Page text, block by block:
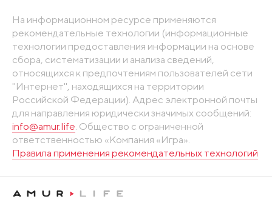
На информационном ресурсе применяются
рекомендательные технологии (информационные
технологии предоставления информации на основе
сбора, систематизации и анализа сведений,
относящихся к предпочтениям пользователей сети
"Интернет", находящихся на территории
Российской Федерации). Адрес электронной почты
для направления юридически значимых сообщений:
info@amur.life. Общество с ограниченной
ответственностью «Компания «Игра».
Правила применения рекомендательных технологий